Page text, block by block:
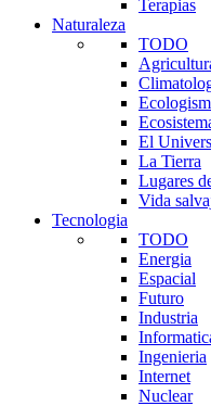
Terapias
Naturaleza
TODO
El
La Tierra
Lugares
Vida
Tecnologia
TODO
Energia
Espacial
Futuro
Industria
Ingenieria
Internet
Nuclear